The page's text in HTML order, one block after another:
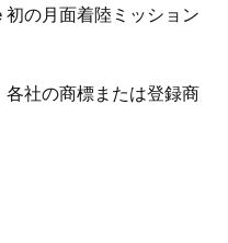
の月面着陸ミッション
各社の商標または登録商